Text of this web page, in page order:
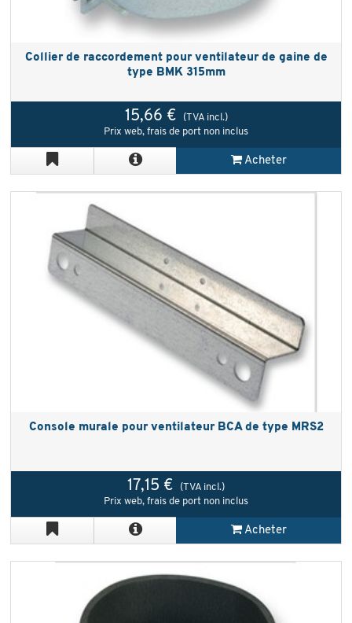
Collier de raccordement pour ventilateur de gaine de
type BMK 315mm
15,66 €
(TVA incl.)
Prix web, frais de port non inclus
Acheter
Console murale pour ventilateur BCA de type MRS2
17,15 €
(TVA incl.)
Prix web, frais de port non inclus
Acheter